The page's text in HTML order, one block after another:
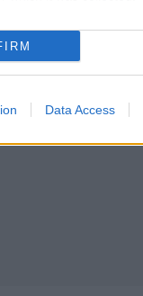
Data Access